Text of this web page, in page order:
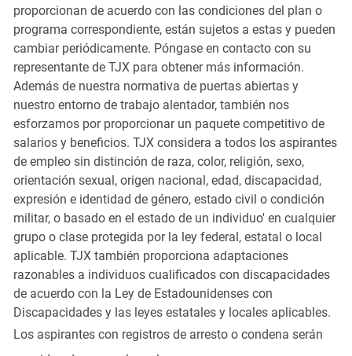
proporcionan de acuerdo con las condiciones del plan o
programa correspondiente, están sujetos a estas y pueden
cambiar periódicamente. Póngase en contacto con su
representante de TJX para obtener más información.
Además de nuestra normativa de puertas abiertas y
nuestro entorno de trabajo alentador, también nos
esforzamos por proporcionar un paquete competitivo de
salarios y beneficios. TJX considera a todos los aspirantes
de empleo sin distinción de raza, color, religión, sexo,
orientación sexual, origen nacional, edad, discapacidad,
expresión e identidad de género, estado civil o condición
militar, o basado en el estado de un individuo' en cualquier
grupo o clase protegida por la ley federal, estatal o local
aplicable. TJX también proporciona adaptaciones
razonables a individuos cualificados con discapacidades
de acuerdo con la Ley de Estadounidenses con
Discapacidades y las leyes estatales y locales aplicables.
Los aspirantes con registros de arresto o condena serán